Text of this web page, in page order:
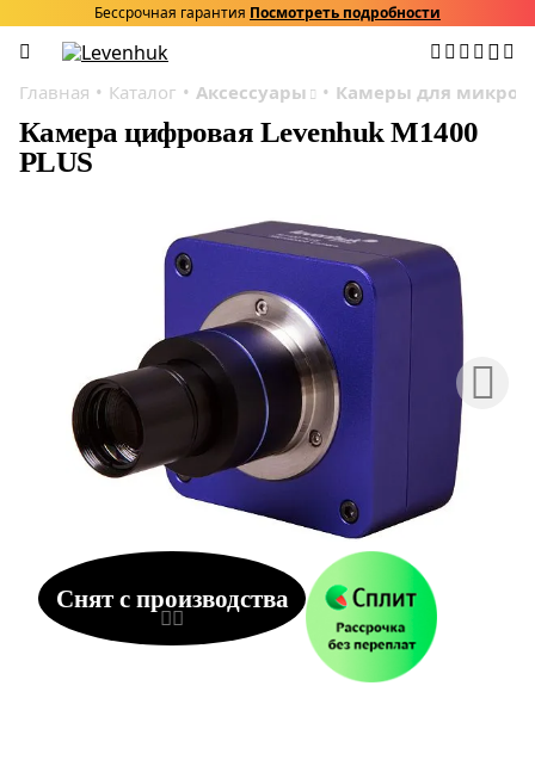
Бессрочная гарантия Посмотреть подробности
Главная Каталог Аксессуары Камеры для
Камера цифровая Levenhuk M1400
PLUS
Снят с производства